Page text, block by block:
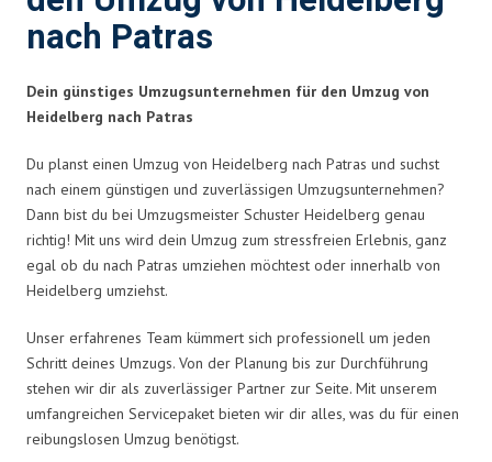
nach Patras
Dein günstiges Umzugsunternehmen für den Umzug von
Heidelberg nach Patras
Du planst einen Umzug von Heidelberg nach Patras und suchst
nach einem günstigen und zuverlässigen Umzugsunternehmen?
Dann bist du bei Umzugsmeister Schuster Heidelberg genau
richtig! Mit uns wird dein Umzug zum stressfreien Erlebnis, ganz
egal ob du nach Patras umziehen möchtest oder innerhalb von
Heidelberg umziehst.
Unser erfahrenes Team kümmert sich professionell um jeden
Schritt deines Umzugs. Von der Planung bis zur Durchführung
stehen wir dir als zuverlässiger Partner zur Seite. Mit unserem
umfangreichen Servicepaket bieten wir dir alles, was du für einen
reibungslosen Umzug benötigst.